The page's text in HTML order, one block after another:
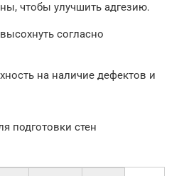
чтобы улучшить адгезию.
согласно
на наличие дефектов и
подготовки стен